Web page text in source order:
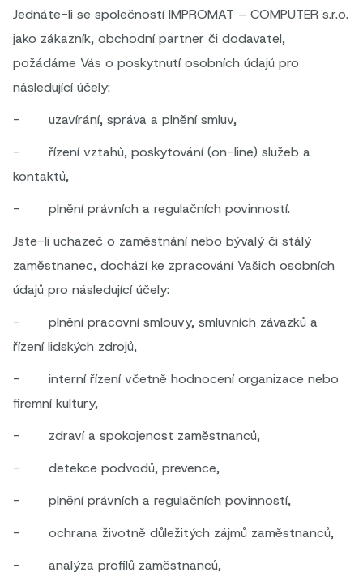
Jednáte-li se společností IMPROMAT – COMPUTER s.r.o.
jako zákazník, obchodní partner či dodavatel,
požádáme Vás o poskytnutí osobních údajů pro
následující účely:
- uzavírání, správa a plnění smluv,
- řízení vztahů, poskytování (on-line) služeb a
kontaktů,
- plnění právních a regulačních povinností.
Jste-li uchazeč o zaměstnání nebo bývalý či stálý
zaměstnanec, dochází ke zpracování Vašich osobních
údajů pro následující účely:
- plnění pracovní smlouvy, smluvních závazků a
řízení lidských zdrojů,
- interní řízení včetně hodnocení organizace nebo
firemní kultury,
- zdraví a spokojenost zaměstnanců,
- detekce podvodů, prevence,
- plnění právních a regulačních povinností,
- ochrana životně důležitých zájmů zaměstnanců,
- analýza profilů zaměstnanců,